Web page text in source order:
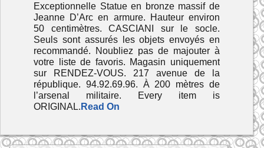
Exceptionnelle Statue en bronze massif de
Jeanne D’Arc en armure. Hauteur environ
50 centimètres. CASCIANI sur le socle.
Seuls sont assurés les objets envoyés en
recommandé. Noubliez pas de majouter à
votre liste de favoris. Magasin uniquement
sur RENDEZ-VOUS. 217 avenue de la
république. 94.92.69.96. À 200 mètres de
l’arsenal militaire. Every item is
ORIGINAL. Read On